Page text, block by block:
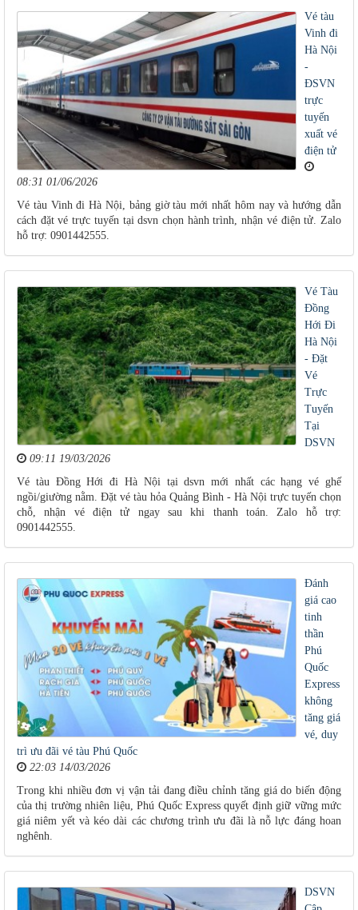
Vé tàu
Vinh đi
Hà Nội
-
ĐSVN
trực
tuyến
xuất vé
điện tử
08:31 01/06/2026
Vé tàu Vinh đi Hà Nội, bảng giờ tàu mới nhất hôm nay và hướng dẫn
cách đặt vé trực tuyến tại dsvn chọn hành trình, nhận vé điện tử. Zalo
hỗ trợ: 0901442555.
Vé Tàu
Đồng
Hới Đi
Hà Nội
- Đặt
Vé
Trực
Tuyến
Tại
DSVN
09:11 19/03/2026
Vé tàu Đồng Hới đi Hà Nội tại dsvn mới nhất các hạng vé ghế
ngồi/giường nằm. Đặt vé tàu hỏa Quảng Bình - Hà Nội trực tuyến chọn
chỗ, nhận vé điện tử ngay sau khi thanh toán. Zalo hỗ trợ:
0901442555.
Đánh
giá cao
tinh
thần
Phú
Quốc
Express
không
tăng giá
vé, duy
trì ưu đãi vé tàu Phú Quốc
22:03 14/03/2026
Trong khi nhiều đơn vị vận tải đang điều chỉnh tăng giá do biến động
của thị trường nhiên liệu, Phú Quốc Express quyết định giữ vững mức
giá niêm yết và kéo dài các chương trình ưu đãi là nỗ lực đáng hoan
nghênh.
DSVN